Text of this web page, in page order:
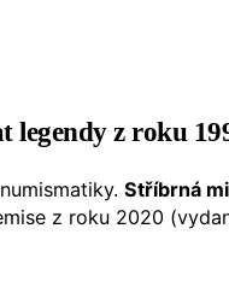
legendy z roku
Stříbrná
z roku 2020